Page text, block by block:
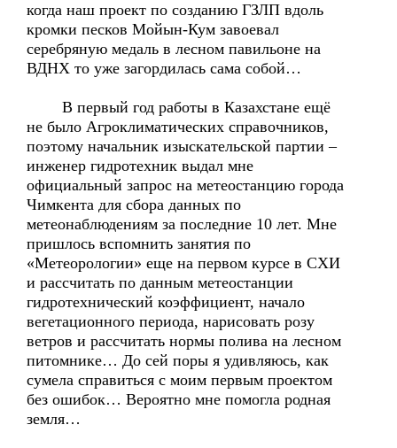
когда наш проект по созданию ГЗЛП вдоль
кромки песков Мойын-Кум завоевал
серебряную медаль в лесном павильоне на
ВДНХ то уже загордилась сама собой…
В первый год работы в Казахстане ещё
не было Агроклиматических справочников,
поэтому начальник изыскательской партии –
инженер гидротехник выдал мне
официальный запрос на метеостанцию города
Чимкента для сбора данных по
метеонаблюдениям за последние 10 лет. Мне
пришлось вспомнить занятия по
«Метеорологии» еще на первом курсе в СХИ
и рассчитать по данным метеостанции
гидротехнический коэффициент, начало
вегетационного периода, нарисовать розу
ветров и рассчитать нормы полива на лесном
питомнике… До сей поры я удивляюсь, как
сумела справиться с моим первым проектом
без ошибок… Вероятно мне помогла родная
земля…